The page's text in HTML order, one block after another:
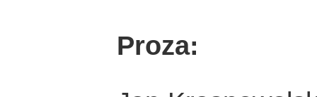
Proza: